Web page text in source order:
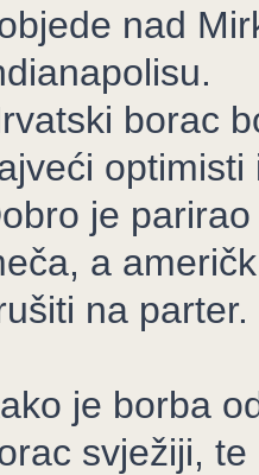
nad
borac
je
a
na parter.
je borba
svježiji,